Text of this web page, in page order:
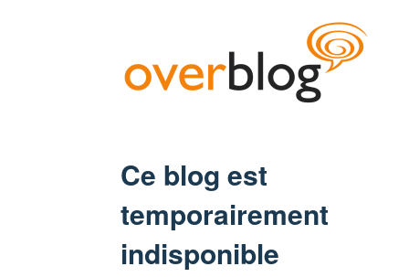
Ce blog est
temporairement
indisponible